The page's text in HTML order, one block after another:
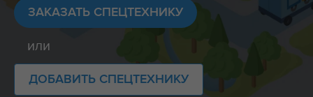
ЗАКАЗАТЬ СПЕЦТЕХНИКУ
или
ДОБАВИТЬ СПЕЦТЕХНИКУ